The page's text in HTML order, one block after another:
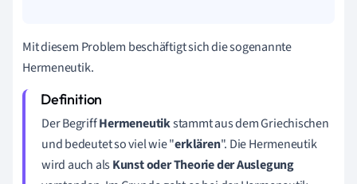
Mit diesem Problem beschäftigt sich die sogenannte
Hermeneutik.
Der BegriffHermeneutikstammt aus dem Griechischen
und bedeutet so viel wie "erklären". Die Hermeneutik
wird auch alsKunst oder Theorie der Auslegung